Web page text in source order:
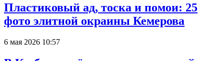
Пластиковый ад, тоска и помои: 25
фото элитной окраины Кемерова
6 мая 2026 10:57